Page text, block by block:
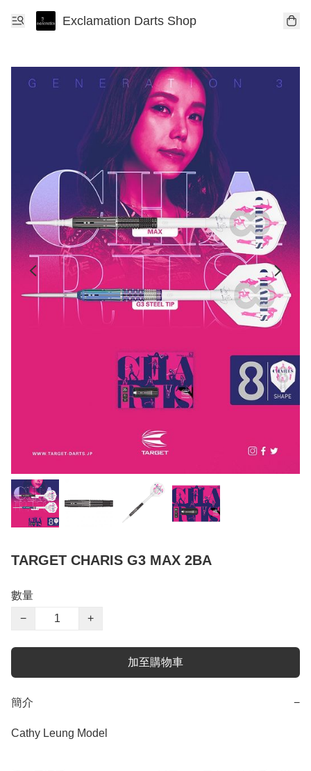
Exclamation Darts Shop
TARGET CHARIS G3 MAX 2BA
數量
−
+
加至購物車
簡介 −
Cathy Leung Model